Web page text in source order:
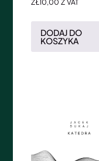
ZŁ10,00 Z VAT
DODAJ DO
KOSZYKA